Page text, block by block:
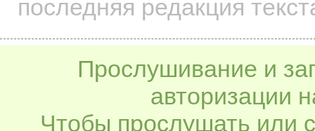
последняя редакция
Прослушивание и
авторизации
Чтобы прослушать или